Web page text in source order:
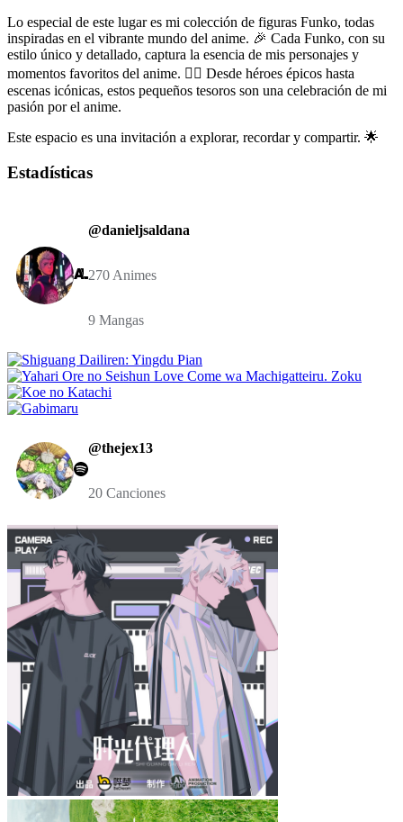
Lo especial de este lugar es mi colección de figuras Funko, todas
inspiradas en el vibrante mundo del anime. 🎉 Cada Funko, con su
estilo único y detallado, captura la esencia de mis personajes y
momentos favoritos del anime. 🦸‍♂️ Desde héroes épicos hasta
escenas icónicas, estos pequeños tesoros son una celebración de mi
pasión por el anime.
Este espacio es una invitación a explorar, recordar y compartir. 🌟
Estadísticas
@danieljsaldana
270 Animes
9 Mangas
@thejex13
20 Canciones